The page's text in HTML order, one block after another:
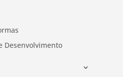
Desenvolvimento